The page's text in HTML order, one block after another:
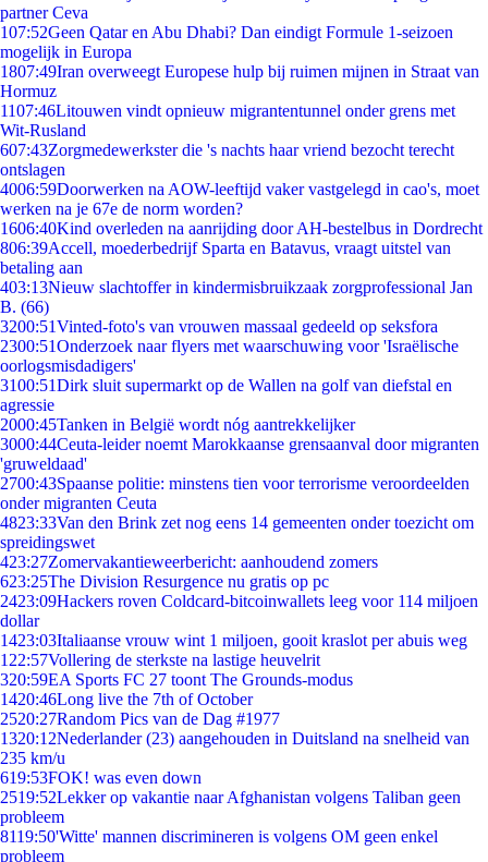
partner Ceva
107:52Geen Qatar en Abu Dhabi? Dan eindigt Formule 1-seizoen
mogelijk in Europa
1807:49Iran overweegt Europese hulp bij ruimen mijnen in Straat van
Hormuz
1107:46Litouwen vindt opnieuw migrantentunnel onder grens met
Wit-Rusland
607:43Zorgmedewerkster die 's nachts haar vriend bezocht terecht
ontslagen
4006:59Doorwerken na AOW-leeftijd vaker vastgelegd in cao's, moet
werken na je 67e de norm worden?
1606:40Kind overleden na aanrijding door AH-bestelbus in Dordrecht
806:39Accell, moederbedrijf Sparta en Batavus, vraagt uitstel van
betaling aan
403:13Nieuw slachtoffer in kindermisbruikzaak zorgprofessional Jan
B. (66)
3200:51Vinted-foto's van vrouwen massaal gedeeld op seksfora
2300:51Onderzoek naar flyers met waarschuwing voor 'Israëlische
oorlogsmisdadigers'
3100:51Dirk sluit supermarkt op de Wallen na golf van diefstal en
agressie
2000:45Tanken in België wordt nóg aantrekkelijker
3000:44Ceuta-leider noemt Marokkaanse grensaanval door migranten
'gruweldaad'
2700:43Spaanse politie: minstens tien voor terrorisme veroordeelden
onder migranten Ceuta
4823:33Van den Brink zet nog eens 14 gemeenten onder toezicht om
spreidingswet
423:27Zomervakantieweerbericht: aanhoudend zomers
623:25The Division Resurgence nu gratis op pc
2423:09Hackers roven Coldcard-bitcoinwallets leeg voor 114 miljoen
dollar
1423:03Italiaanse vrouw wint 1 miljoen, gooit kraslot per abuis weg
1 22:57Vollering de sterkste na lastige heuvelrit
320:59EA Sports FC 27 toont The Grounds-modus
1420:46Long live the 7th of October
2520:27Random Pics van de Dag #1977
1320:12Nederlander (23) aangehouden in Duitsland na snelheid van
235 km/u
619:53FOK! was even down
2519:52Lekker op vakantie naar Afghanistan volgens Taliban geen
probleem
8119:50'Witte' mannen discrimineren is volgens OM geen enkel
probleem